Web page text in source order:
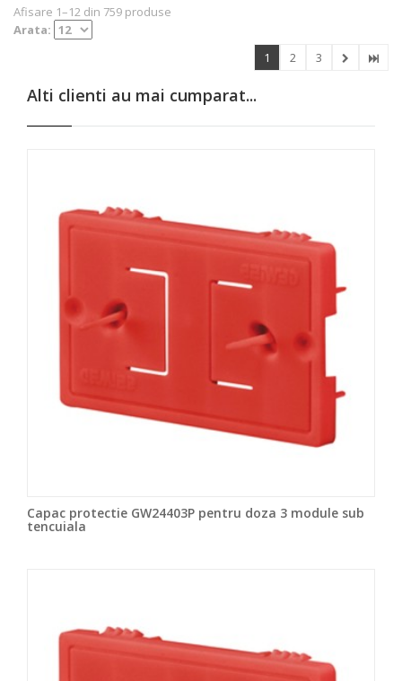
Afisare 1–12 din 759 produse
Arata:
1
2 3
Alti clienti au mai cumparat...
Capac protectie GW24403P pentru doza 3 module sub
tencuiala